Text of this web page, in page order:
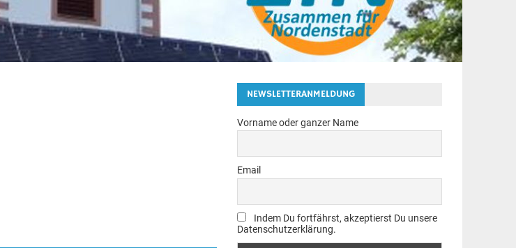
NEWSLETTERANMELDUNG
Vorname oder ganzer Name
Email
Indem Du fortfährst, akzeptierst Du unsere
Datenschutzerklärung.